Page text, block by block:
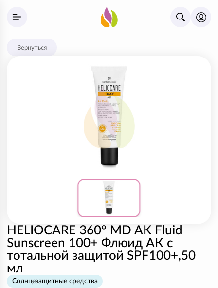
Вернуться
HELIOCARE 360° MD AK Fluid
Sunscreen 100+ Флюид АК с
тотальной защитой SPF100+,50
мл
Солнцезащитные средства